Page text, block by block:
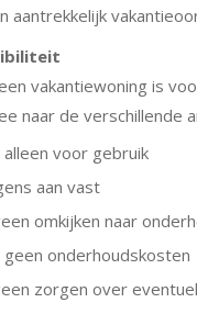
aantrekkelijk
vakantiewoning is
naar de verschillende
voor gebruik
aan vast
omkijken naar
onderhoudskosten
zorgen over